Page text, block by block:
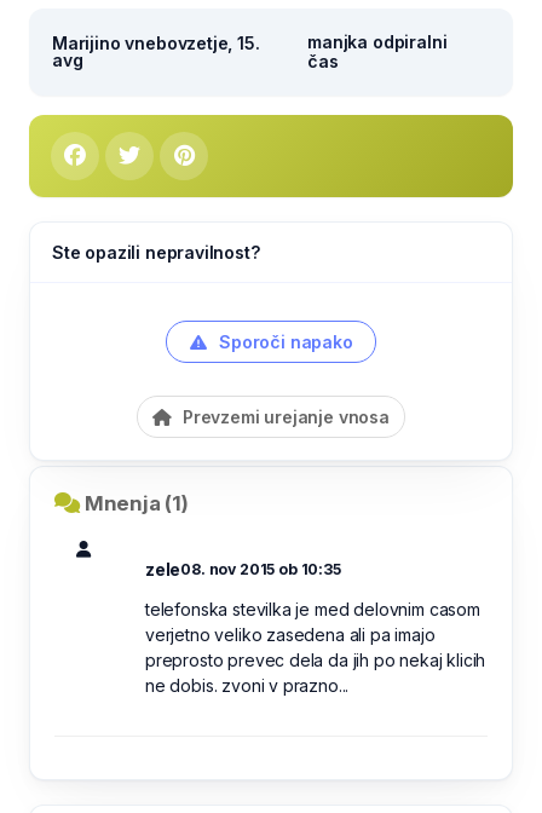
Marijino vnebovzetje, 15.
avg
manjka odpiralni
čas
Ste opazili nepravilnost?
Sporoči napako
Prevzemi urejanje vnosa
Mnenja (1)
zele08. nov 2015 ob 10:35
telefonska stevilka je med delovnim casom
verjetno veliko zasedena ali pa imajo
preprosto prevec dela da jih po nekaj klicih
ne dobis. zvoni v prazno...